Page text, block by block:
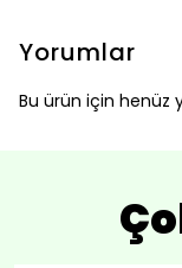
Yorumlar
Bu ürün için henüz